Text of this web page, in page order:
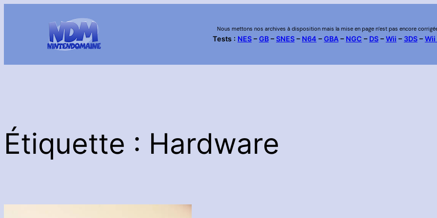
Nous mettons nos archives à disposition mais la mise en page n’est pas encore
Tests : NES–GB–SNES– N64 –GBA– NGC – DS–Wii – 3DS–Wii
Étiquette : Hardware